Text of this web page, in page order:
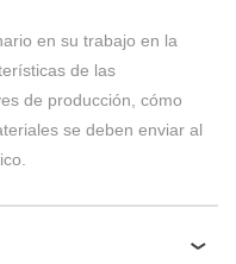
en su trabajo en la
de las
de producción, cómo
se deben enviar al